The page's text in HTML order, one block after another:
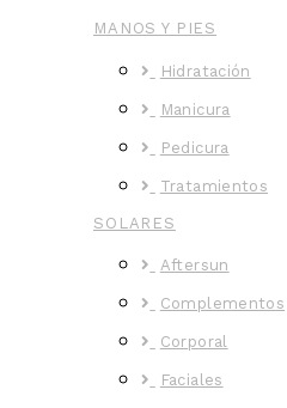
MANOS Y PIES
Hidratación
Manicura
Pedicura
Tratamientos
SOLARES
Aftersun
Complementos
Corporal
Faciales